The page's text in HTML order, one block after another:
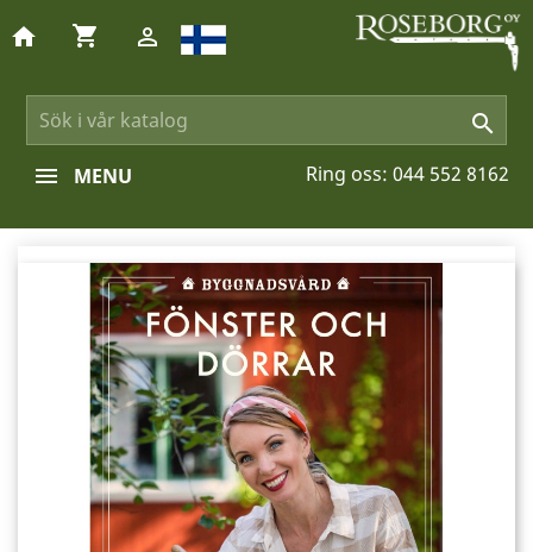

home shopping_cart 
Ring oss: 044 552 8162
MENU